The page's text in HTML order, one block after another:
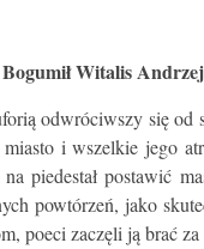
Bogumił Witalis
odwróciwszy się od
i wszelkie jego
piedestał postawić
powtórzeń, jako
poeci zaczęli ją brać